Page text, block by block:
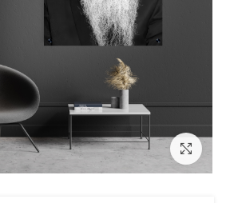
לחץ להגדלה